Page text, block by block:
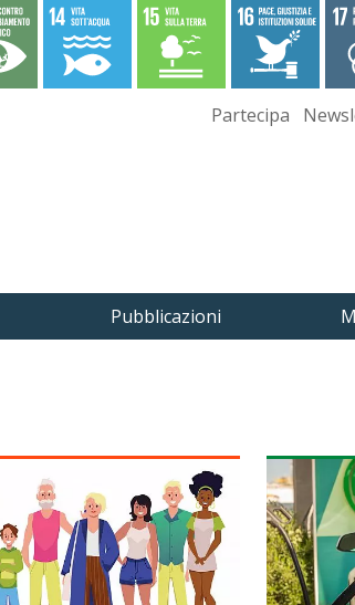
Partecipa
Pubblicazioni